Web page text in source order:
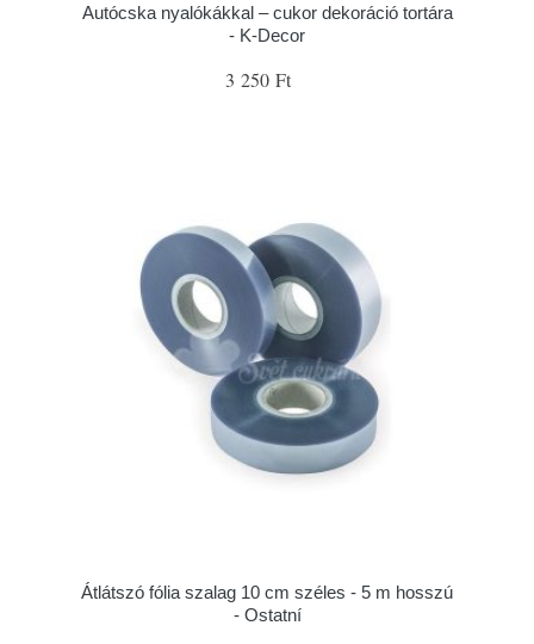
Autócska nyalókákkal – cukor dekoráció tortára
- K-Decor
3 250 Ft
Átlátszó fólia szalag 10 cm széles - 5 m hosszú
- Ostatní